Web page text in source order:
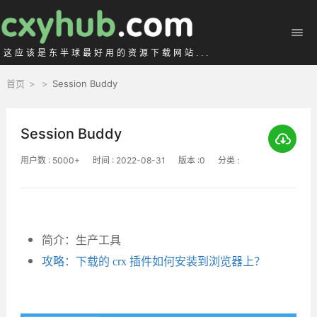
这应该是东半球最好用的资源下载网站...
首页 > > Session Buddy
Session Buddy
用户数 : 5000+ 时间 : 2022-08-31 版本 :0 分类 :
简介：生产工具
攻略：下载的 crx 插件如何安装到浏览器上？